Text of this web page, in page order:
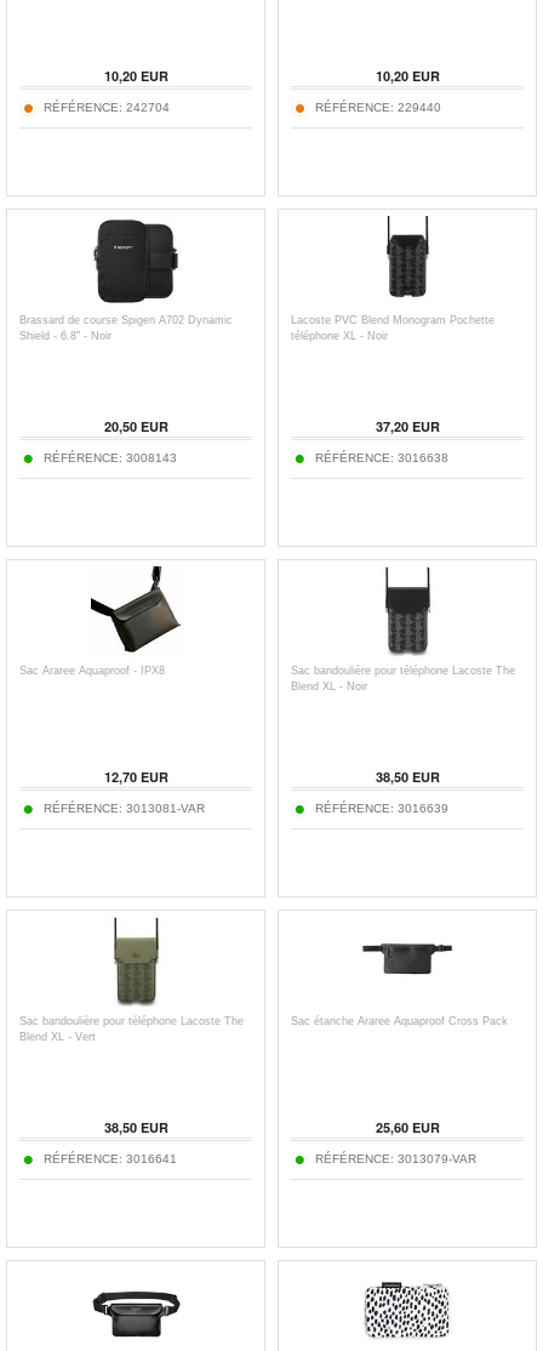
10,20EUR
RÉFÉRENCE: 242704
10,20EUR
RÉFÉRENCE: 229440
Brassard de course Spigen A702 Dynamic
Shield - 6.8" - Noir
20,50EUR
RÉFÉRENCE: 3008143
Lacoste PVC Blend Monogram Pochette
téléphone XL - Noir
37,20EUR
RÉFÉRENCE: 3016638
Sac Araree Aquaproof - IPX8
12,70EUR
RÉFÉRENCE: 3013081-VAR
Sac bandoulière pour téléphone Lacoste The
Blend XL - Noir
38,50EUR
RÉFÉRENCE: 3016639
Sac bandoulière pour téléphone Lacoste The
Blend XL - Vert
38,50EUR
RÉFÉRENCE: 3016641
Sac étanche Araree Aquaproof Cross Pack
25,60EUR
RÉFÉRENCE: 3013079-VAR